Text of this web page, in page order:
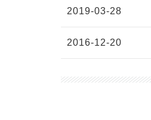
2019-03-28
2016-12-20